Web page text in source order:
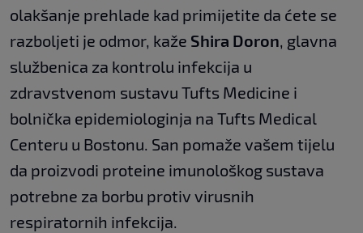
olakšanje prehlade kad primijetite da ćete se
razboljeti je odmor, kaže Shira Doron, glavna
službenica za kontrolu infekcija u
zdravstvenom sustavu Tufts Medicine i
bolnička epidemiologinja na Tufts Medical
Centeru u Bostonu. San pomaže vašem tijelu
da proizvodi proteine imunološkog sustava
potrebne za borbu protiv virusnih
respiratornih infekcija.